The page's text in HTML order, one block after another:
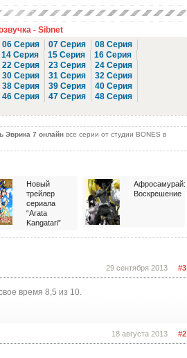
- Sibnet
06 Серия 07 Серия
08 Серия
14 Серия 15 Серия
16 Серия
22 Серия 23 Серия
24 Серия
30 Серия 31 Серия
32 Серия
38 Серия 39 Серия
40 Серия
46 Серия 47 Серия
48 Серия
Эврика 7 онлайн все серии от студии BONES в
Новый
трейлер
сериала
“Arata
Kangatari”
Афросамурай:
Воскрешение
#3
29 сентября 2013
время 8,5 из 10.
#2
18 августа 2013